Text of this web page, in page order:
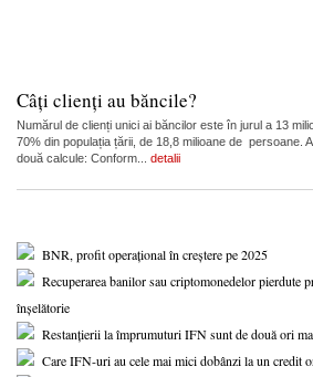
Câți clienți au băncile?
Numărul de clienți unici ai băncilor este în jurul a 13
70% din populația țării, de 18,8 milioane de persoane.
două calcule: Conform... detalii
BNR, profit operațional în creștere pe 2025
Recuperarea banilor sau criptomonedelor pierdute
înșelătorie
Restanțierii la împrumuturi IFN sunt de două ori
Care IFN-uri au cele mai mici dobânzi la un credit